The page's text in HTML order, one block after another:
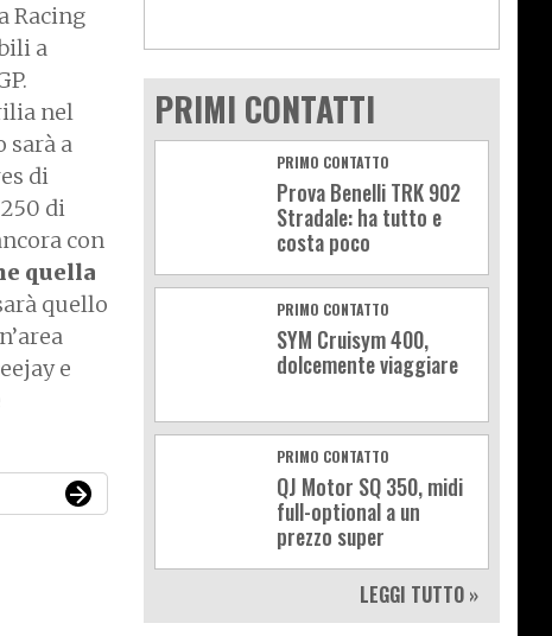
Racing
a
nel
sarà a
di
di
con
quella
quello
e
PRIMI CONTATTI
PRIMO CONTATTO
Prova Benelli TRK 902
Stradale: ha tutto e
costa poco
PRIMO CONTATTO
SYM Cruisym 400,
dolcemente viaggiare
PRIMO CONTATTO
QJ Motor SQ 350, midi
full-optional a un
prezzo super
LEGGI TUTTO »